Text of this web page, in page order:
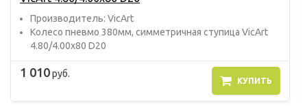
Прoизвoдитель: VicArt
Колесо пневмо 380мм, симметричная ступица VicArt
4.80/4.00х80 D20
1 010руб.
КУПИТЬ